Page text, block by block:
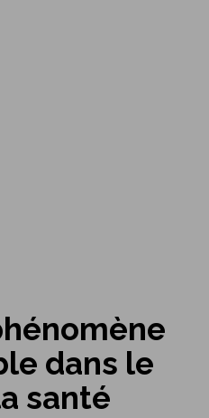
dans le
santé